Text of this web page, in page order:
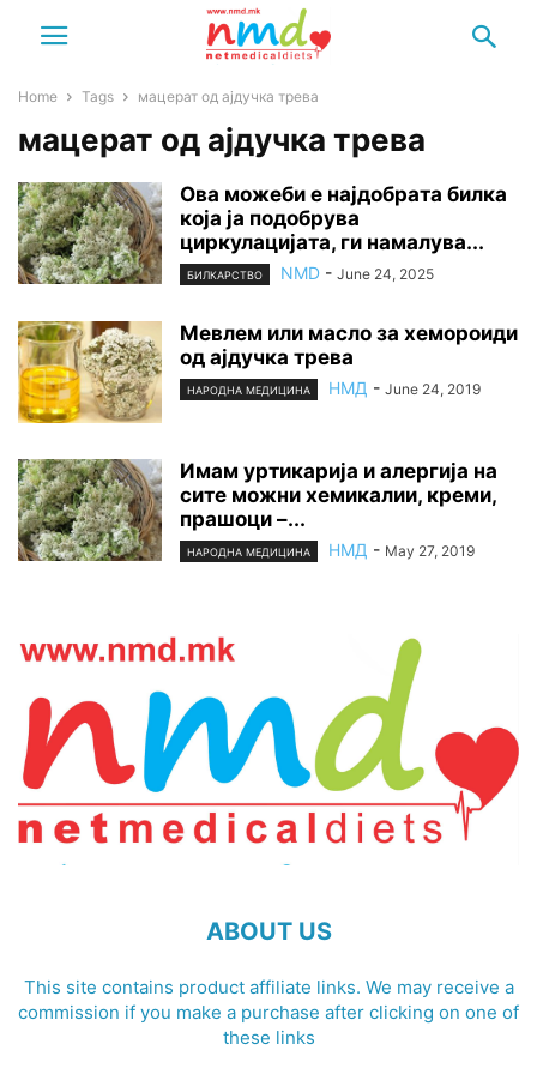
Home Tags мацерат од ајдучка трева
мацерат од ајдучка трева
Ова можеби е најдобрата билка
која ја подобрува
циркулацијата, ги намалува...
БИЛКАРСТВО NMD - June 24, 2025
Мевлем или масло за хемороиди
од ајдучка трева
НАРОДНА МЕДИЦИНА НМД - June 24, 2019
Имам уртикарија и алергија на
сите можни хемикалии, креми,
прашоци –...
НАРОДНА МЕДИЦИНА НМД - May 27, 2019
ABOUT US
This site contains product affiliate links. We may receive a
commission if you make a purchase after clicking on one of
these links